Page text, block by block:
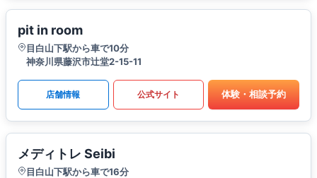
pit in room
目白山下駅から車で10分
神奈川県藤沢市辻堂2-15-11
店舗情報 公式サイト 体験・相談予約
メディトレ Seibi
目白山下駅から車で16分